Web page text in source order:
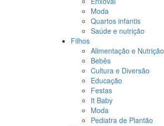
Moda
Quartos infantis
Saúde e nutrição
Filhos
Alimentação e Nutrição
Bebês
Cultura e Diversão
Educação
Festas
It Baby
Moda
Pediatra de Plantão